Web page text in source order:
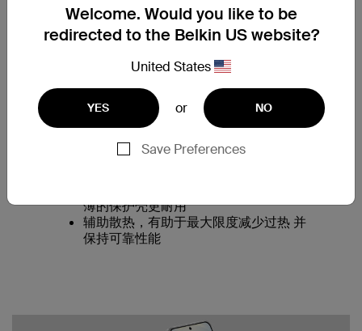
纳米钛缓震与散热技术
薄的保护壳更耐用
辅助散热，有助于最大限度减少过热 并
保持可靠性能
Welcome. Would you like to be
redirected to the Belkin US website?
United States
YES or NO
Save Preferences